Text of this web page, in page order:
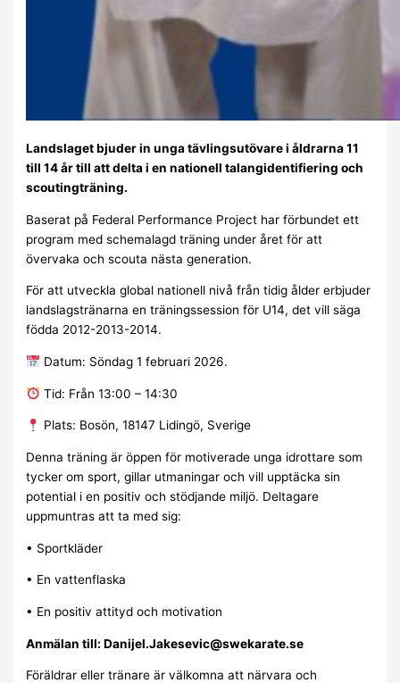
Landslaget bjuder in unga tävlingsutövare i åldrarna 11
till 14 år till att delta i en nationell talangidentifiering och
scoutingträning.
Baserat på Federal Performance Project har förbundet ett
program med schemalagd träning under året för att
övervaka och scouta nästa generation.
För att utveckla global nationell nivå från tidig ålder erbjuder
landslagstränarna en träningssession för U14, det vill säga
födda 2012-2013-2014.
Datum: Söndag 1 februari 2026.
Tid: Från 13:00 – 14:30
Plats: Bosön, 18147 Lidingö, Sverige
Denna träning är öppen för motiverade unga idrottare som
tycker om sport, gillar utmaningar och vill upptäcka sin
potential i en positiv och stödjande miljö. Deltagare
uppmuntras att ta med sig:
• Sportkläder
• En vattenflaska
• En positiv attityd och motivation
Anmälan till:Danijel.Jakesevic@swekarate.se
Föräldrar eller tränare är välkomna att närvara och